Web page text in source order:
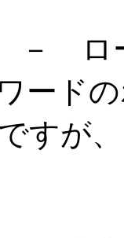
－ ロ
ドの
すが